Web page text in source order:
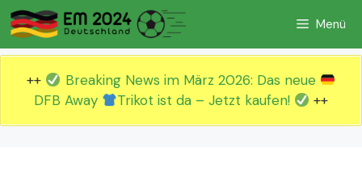
Zum
Inhalt
springen
Menü
++
Breaking News im März 2026: Das neue
DFB Away
Trikot ist da – Jetzt kaufen! ++